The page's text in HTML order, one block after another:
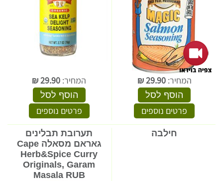
המחיר:29.90
₪
הוסף לסל
פרטים נוספים
המחיר: 29.90
₪
הוסף לסל
פרטים נוספים
חילבה
תערובת תבלינים
גאראם מסאלה Cape
Herb&Spice Curry
Originals, Garam
Masala RUB